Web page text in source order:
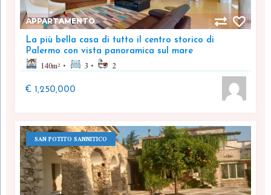
APPARTAMENTO
La più bella casa di tutto il centro storico di
Palermo con vista panoramica sul mare
140m² 3 2
€ 1,250,000
SAN POTITO SANNITICO